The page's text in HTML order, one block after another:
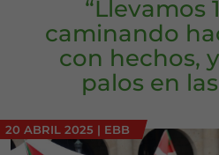
“Llevamos
caminando
con hechos,
palos en
20 ABRIL 2025 | EBB